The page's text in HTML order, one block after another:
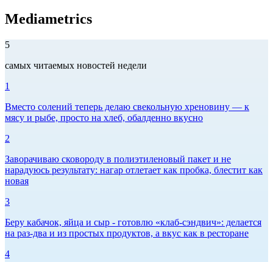
Mediametrics
5
самых читаемых новостей недели
1
Вместо солений теперь делаю свекольную хреновину — к
мясу и рыбе, просто на хлеб, обалденно вкусно
2
Заворачиваю сковороду в полиэтиленовый пакет и не
нарадуюсь результату: нагар отлетает как пробка, блестит как
новая
3
Беру кабачок, яйца и сыр - готовлю «клаб-сэндвич»: делается
на раз-два и из простых продуктов, а вкус как в ресторане
4